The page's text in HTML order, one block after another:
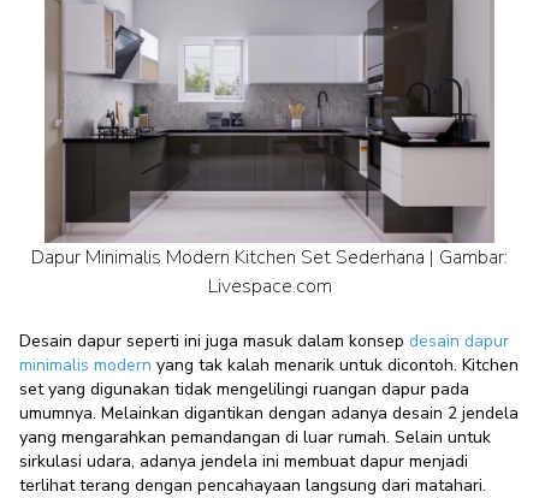
Dapur Minimalis Modern Kitchen Set Sederhana | Gambar:
Livespace.com
Desain dapur seperti ini juga masuk dalam konsep desain dapur
minimalis modern yang tak kalah menarik untuk dicontoh. Kitchen
set yang digunakan tidak mengelilingi ruangan dapur pada
umumnya. Melainkan digantikan dengan adanya desain 2 jendela
yang mengarahkan pemandangan di luar rumah. Selain untuk
sirkulasi udara, adanya jendela ini membuat dapur menjadi
terlihat terang dengan pencahayaan langsung dari matahari.